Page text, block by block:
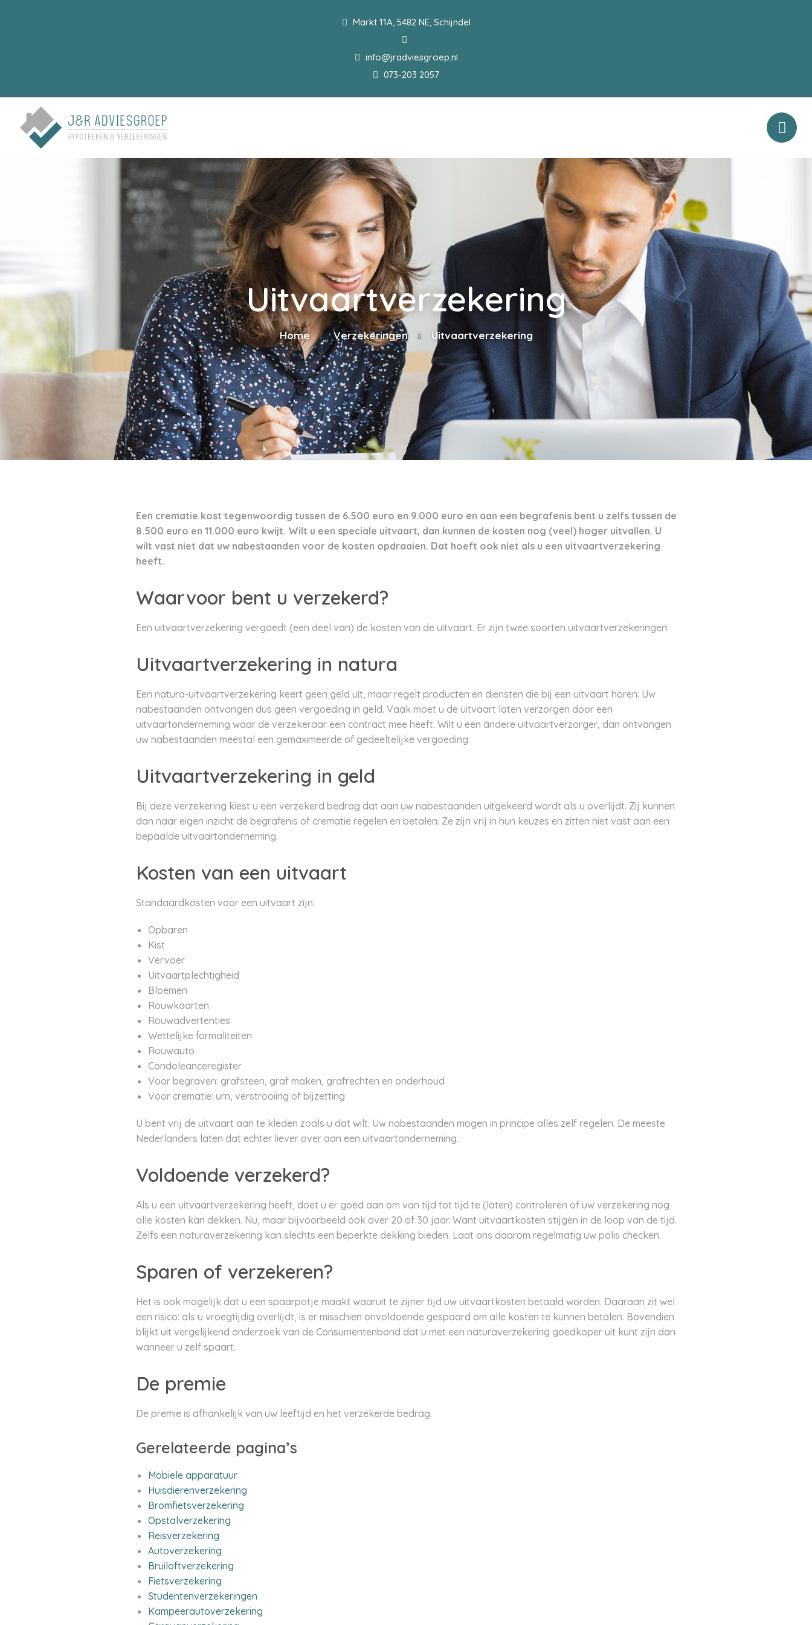
Markt 11A, 5482 NE, Schijndel
info@jradviesgroep.nl
073-203 2057
Uitvaartverzekering
Home Verzekeringen Uitvaartverzekering
Een crematie kost tegenwoordig tussen de 6.500 euro en 9.000 euro en aan een begrafenis bent u zelfs tussen de
8.500 euro en 11.000 euro kwijt. Wilt u een speciale uitvaart, dan kunnen de kosten nog (veel) hoger uitvallen. U
wilt vast niet dat uw nabestaanden voor de kosten opdraaien. Dat hoeft ook niet als u een uitvaartverzekering
heeft.
Waarvoor bent u verzekerd?
Een uitvaartverzekering vergoedt (een deel van) de kosten van de uitvaart. Er zijn twee soorten uitvaartverzekeringen:
Uitvaartverzekering in natura
Een natura-uitvaartverzekering keert geen geld uit, maar regelt producten en diensten die bij een uitvaart horen. Uw
nabestaanden ontvangen dus geen vergoeding in geld. Vaak moet u de uitvaart laten verzorgen door een
uitvaartonderneming waar de verzekeraar een contract mee heeft. Wilt u een ándere uitvaartverzorger, dan ontvangen
uw nabestaanden meestal een gemaximeerde of gedeeltelijke vergoeding.
Uitvaartverzekering in geld
Bij deze verzekering kiest u een verzekerd bedrag dat aan uw nabestaanden uitgekeerd wordt als u overlijdt. Zij kunnen
dan naar eigen inzicht de begrafenis of crematie regelen en betalen. Ze zijn vrij in hun keuzes en zitten niet vast aan een
bepaalde uitvaartonderneming.
Kosten van een uitvaart
Standaardkosten voor een uitvaart zijn:
Opbaren
Kist
Vervoer
Uitvaartplechtigheid
Bloemen
Rouwkaarten
Rouwadvertenties
Wettelijke formaliteiten
Rouwauto
Condoleanceregister
Voor begraven: grafsteen, graf maken, grafrechten en onderhoud
Voor crematie: urn, verstrooiing of bijzetting
U bent vrij de uitvaart aan te kleden zoals u dat wilt. Uw nabestaanden mogen in principe alles zelf regelen. De meeste
Nederlanders laten dat echter liever over aan een uitvaartonderneming.
Voldoende verzekerd?
Als u een uitvaartverzekering heeft, doet u er goed aan om van tijd tot tijd te (laten) controleren of uw verzekering nog
alle kosten kan dekken. Nu, maar bijvoorbeeld ook over 20 of 30 jaar. Want uitvaartkosten stijgen in de loop van de tijd.
Zelfs een naturaverzekering kan slechts een beperkte dekking bieden. Laat ons daarom regelmatig uw polis checken.
Sparen of verzekeren?
Het is ook mogelijk dat u een spaarpotje maakt waaruit te zijner tijd uw uitvaartkosten betaald worden. Daaraan zit wel
een risico: als u vroegtijdig overlijdt, is er misschien onvoldoende gespaard om alle kosten te kunnen betalen. Bovendien
blijkt uit vergelijkend onderzoek van de Consumentenbond dat u met een naturaverzekering goedkoper uit kunt zijn dan
wanneer u zelf spaart.
De premie
De premie is afhankelijk van uw leeftijd en het verzekerde bedrag.
Gerelateerde pagina’s
Mobiele apparatuur
Huisdierenverzekering
Bromfietsverzekering
Opstalverzekering
Reisverzekering
Autoverzekering
Bruiloftverzekering
Fietsverzekering
Studentenverzekeringen
Kampeerautoverzekering